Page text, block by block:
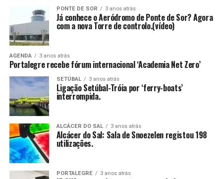
PONTE DE SOR 3 anos atrás
Já conhece o Aeródromo de Ponte de Sor? Agora
com a nova Torre de controlo.(vídeo)
AGENDA 3 anos atrás
Portalegre recebe fórum internacional ‘Academia Net Zero’
SETÚBAL 3 anos atrás
Ligação Setúbal-Tróia por ‘ferry-boats’
interrompida.
ALCÁCER DO SAL 3 anos atrás
Alcácer do Sal: Sala de Snoezelen registou 198
utilizações.
PORTALEGRE 3 anos atrás